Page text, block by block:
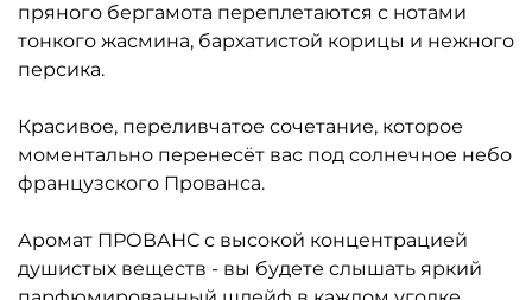
пряного бергамота переплетаются с нотами
тонкого жасмина, бархатистой корицы и нежного
персика.
Красивое, переливчатое сочетание, которое
моментально перенесёт вас под солнечное небо
французского Прованса.
Аромат ПРОВАНС с высокой концентрацией
душистых веществ - вы будете слышать яркий